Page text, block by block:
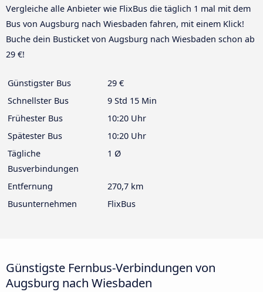
Vergleiche alle Anbieter wie FlixBus die täglich 1 mal mit dem
Bus von Augsburg nach Wiesbaden fahren, mit einem Klick!
Buche dein Busticket von Augsburg nach Wiesbaden schon ab
29 €!
Günstigster Bus
29 €
Schnellster Bus
9 Std 15 Min
Frühester Bus
10:20 Uhr
Spätester Bus
10:20 Uhr
Tägliche
Busverbindungen
1 Ø
Entfernung
270,7 km
Busunternehmen
FlixBus
Günstigste Fernbus-Verbindungen von
Augsburg nach Wiesbaden